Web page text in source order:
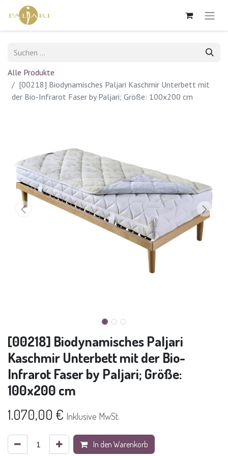
Alle Produkte
[00218] Biodynamisches Paljari Kaschmir Unterbett mit
der Bio-Infrarot Faser by Paljari; Größe: 100x200 cm
[00218] Biodynamisches Paljari
Kaschmir Unterbett mit der Bio-
Infrarot Faser by Paljari; Größe:
100x200 cm
1.070,00 € Inklusive MwSt.
In den Warenkorb